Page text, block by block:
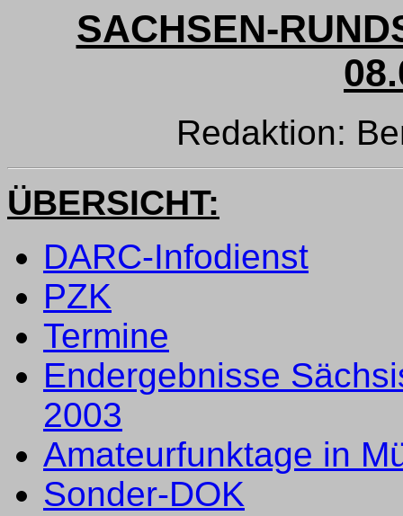
SACHSEN-
Redaktion:
ÜBERSICHT:
DARC-Infodienst
PZK
Termine
Endergebnisse
2003
Amateurfunktage in
Sonder-DOK